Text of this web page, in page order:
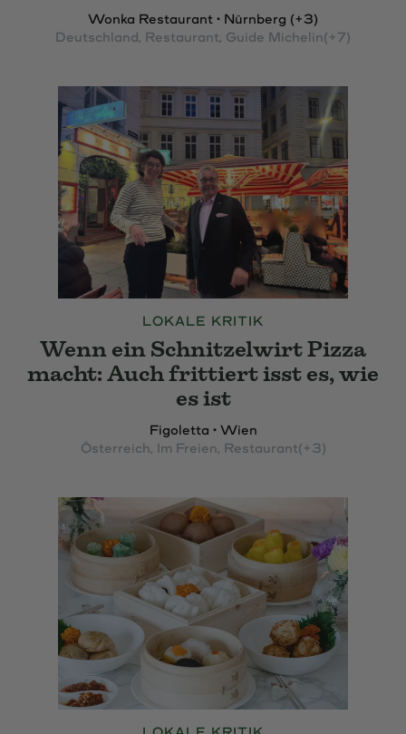
Wonka Restaurant • Nürnberg (+3)
Deutschland, Restaurant, Guide Michelin(+7)
LOKALE KRITIK
Wenn ein Schnitzelwirt Pizza
macht: Auch frittiert isst es, wie
es ist
Figoletta • Wien
Österreich, Im Freien, Restaurant(+3)